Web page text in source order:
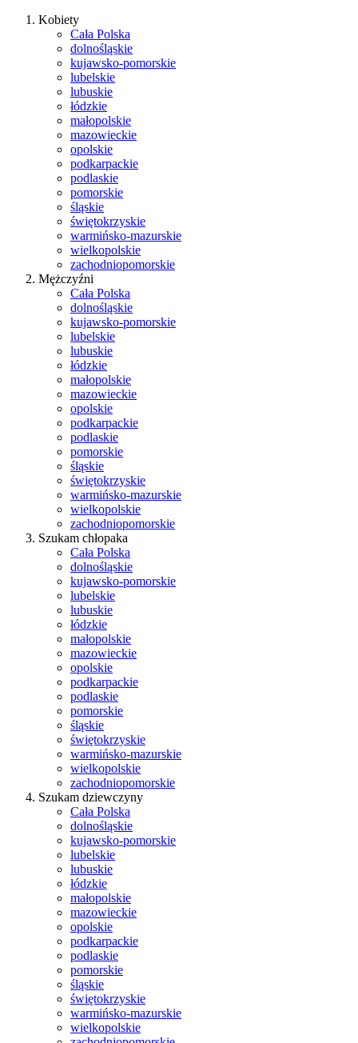
Kobiety
Cała Polska
dolnośląskie
kujawsko-pomorskie
lubelskie
lubuskie
łódzkie
małopolskie
mazowieckie
opolskie
podkarpackie
podlaskie
pomorskie
śląskie
świętokrzyskie
warmińsko-mazurskie
wielkopolskie
zachodniopomorskie
Mężczyźni
Cała Polska
dolnośląskie
kujawsko-pomorskie
lubelskie
lubuskie
łódzkie
małopolskie
mazowieckie
opolskie
podkarpackie
podlaskie
pomorskie
śląskie
świętokrzyskie
warmińsko-mazurskie
wielkopolskie
zachodniopomorskie
Szukam chłopaka
Cała Polska
dolnośląskie
kujawsko-pomorskie
lubelskie
lubuskie
łódzkie
małopolskie
mazowieckie
opolskie
podkarpackie
podlaskie
pomorskie
śląskie
świętokrzyskie
warmińsko-mazurskie
wielkopolskie
zachodniopomorskie
Szukam dziewczyny
Cała Polska
dolnośląskie
kujawsko-pomorskie
lubelskie
lubuskie
łódzkie
małopolskie
mazowieckie
opolskie
podkarpackie
podlaskie
pomorskie
śląskie
świętokrzyskie
warmińsko-mazurskie
wielkopolskie